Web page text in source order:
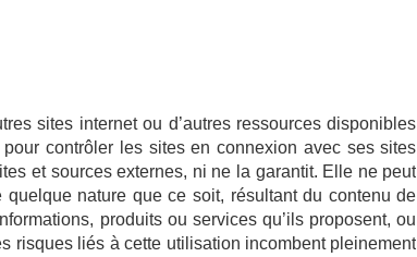
sites internet ou d’autres ressources disponibles
contrôler les sites en connexion avec ses sites
et sources externes, ni ne la garantit. Elle ne peut
nature que ce soit, résultant du contenu de
produits ou services qu’ils proposent, ou
risques liés à cette utilisation incombent pleinement